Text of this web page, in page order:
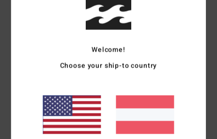
Weil der Pulli mir sehr gut geschnitten ist.
Preis-Leistungs-Verhältnis : 5/5
Ich empfehle dieses Produkt
5/5
Client anonyme vérifié8. Februar 2026
Sanft und wohltuend
Original anzeigen - Français
: 5/5 Preis-Leistungs-Verhältnis: 5/5 Größe: GroßMaterial
Welcome!
Choose your ship-to country